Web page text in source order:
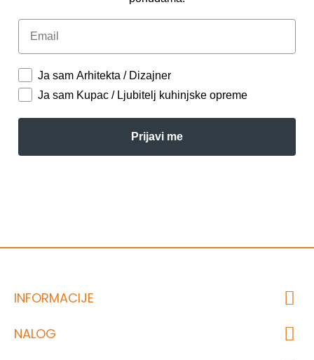
Email
Ja sam Arhitekta / Dizajner
Ja sam Kupac / Ljubitelj kuhinjske opreme
Prijavi me
INFORMACIJE
NALOG